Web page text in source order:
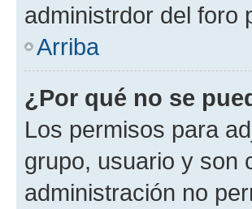
administrdor del foro
Arriba
¿Por qué no se
Los permisos para
grupo, usuario y son
administración no